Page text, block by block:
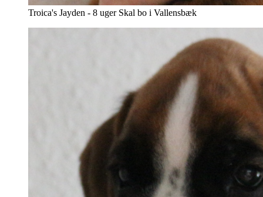
Troica's Jayden - 8 uger Skal bo i Vallensbæk